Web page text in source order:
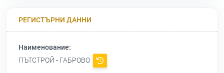
РЕГИСТЪРНИ ДАННИ
Наименование:
ПЪТСТРОЙ - ГАБРОВО